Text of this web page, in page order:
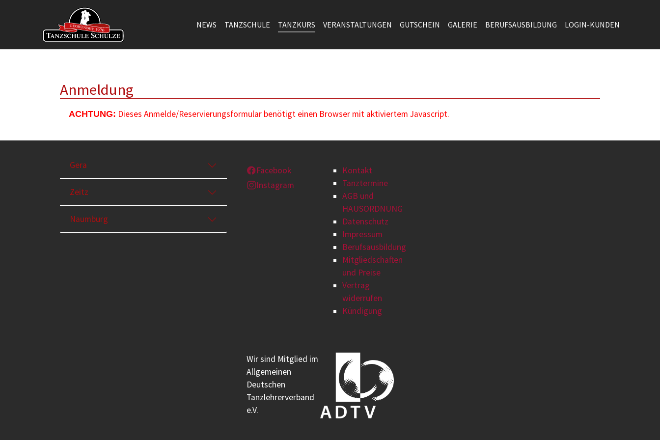
NEWS TANZSCHULE TANZKURS VERANSTALTUNGEN GUTSCHEIN GALERIE BERUFSAUSBILDUNG LOGIN-KUNDEN
Anmeldung
ACHTUNG: Dieses Anmelde/Reservierungsformular benötigt einen Browser mit aktiviertem Javascript.
Gera
Zeitz
Naumburg
Facebook
Instagram
Kontakt
Tanztermine
AGB und
HAUSORDNUNG
Datenschutz
Impressum
Berufsausbildung
Mitgliedschaften
und Preise
Vertrag
widerrufen
Kündigung
Wir sind Mitglied im
Allgemeinen
Deutschen
Tanzlehrerverband
e.V.